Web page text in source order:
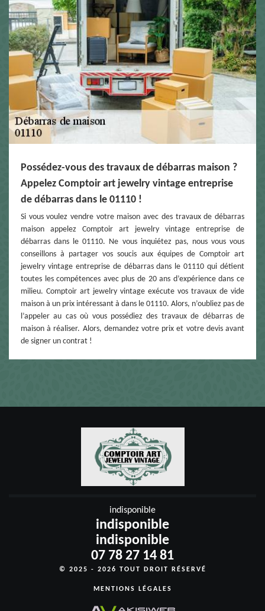
Possédez-vous des travaux de débarras maison ?
Appelez Comptoir art jewelry vintage entreprise
de débarras dans le 01110 !
Si vous voulez vendre votre maison avec des travaux de débarras
maison appelez Comptoir art jewelry vintage entreprise de
débarras dans le 01110. Ne vous inquiétez pas, nous vous vous
conseillons à partager vos soucis aux équipes de Comptoir art
jewelry vintage entreprise de débarras dans le 01110 qui détient
toutes les compétences avec plus de 20 ans d’expérience dans ce
milieu. Comptoir art jewelry vintage exécute vos travaux de vide
maison à un prix intéressant à dans le 01110. Alors, n’oubliez pas de
l’appeler au cas où vous possédiez des travaux de débarras de
maison à réaliser. Alors, demandez votre prix et votre devis avant
de signer un contrat !
indisponible
indisponible
indisponible
07 78 27 14 81
© 2025 - 2026 TOUT DROIT RÉSERVÉ
MENTIONS LÉGALES